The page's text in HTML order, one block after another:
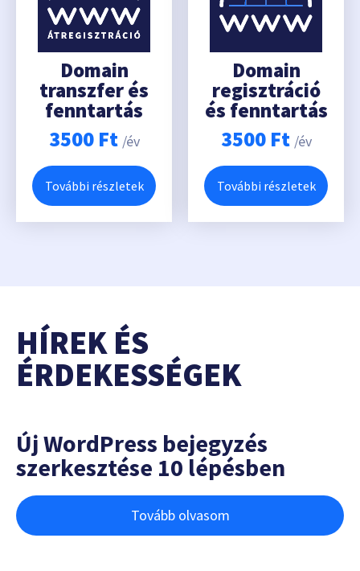
Domain
transzfer és
fenntartás
3500 Ft /év
További részletek
Domain
regisztráció
és fenntartás
3500 Ft /év
További részletek
HÍREK ÉS
ÉRDEKESSÉGEK
Új WordPress bejegyzés
szerkesztése 10 lépésben
Tovább olvasom